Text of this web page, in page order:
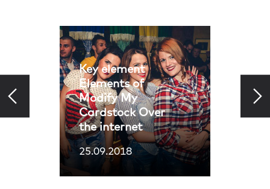
Key element
Elements of
Modify My
Cardstock Over
the internet
25.09.2018